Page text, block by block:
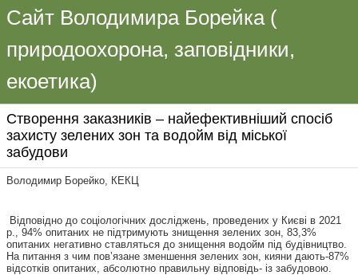
Сайт Володимира Борейка (
природоохорона, заповідники,
екоетика)
Створення заказників – найефективніший спосіб
захисту зелених зон та водойм від міської
забудови
Володимир Борейко, КЕКЦ
Відповідно до соціологічних досліджень, проведених у Києві в 2021
р., 94% опитаних не підтримують знищення зелених зон, 83,3%
опитаних негативно ставляться до знищення водойм під будівництво.
На питання з чим пов’язане зменшення зелених зон, кияни дають-87%
відсотків опитаних, абсолютно правильну відповідь- із забудовою.